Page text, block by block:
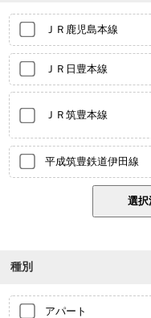
ＪＲ鹿児島本線
ＪＲ日豊本線
ＪＲ筑豊本線
平成筑豊鉄道伊田線
種別
アパート